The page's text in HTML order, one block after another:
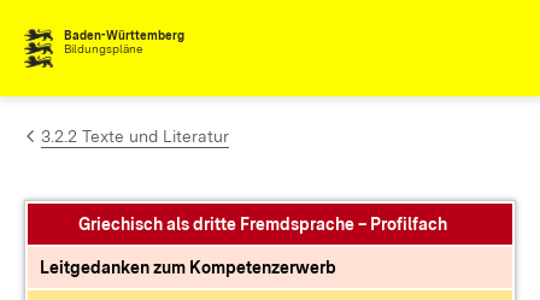
Zum Inhalt springen
Baden-Württemberg
Bildungspläne
3.2.2 Texte und Literatur
Griechisch als dritte Fremdsprache – Profilfach
Leitgedanken zum Kompetenzerwerb